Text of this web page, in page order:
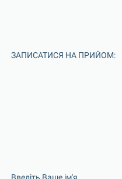
ЗАПИСАТИСЯ НА ПРИЙОМ: